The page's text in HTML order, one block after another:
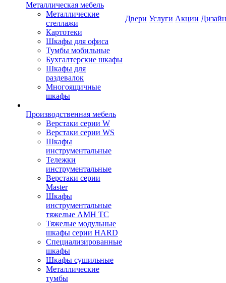
Металлическая мебель
Металлические
стеллажи
Картотеки
Шкафы для офиса
Тумбы мобильные
Бухгалтерские шкафы
Шкафы для
раздевалок
Многоящичные
шкафы
Производственная мебель
Верстаки серии W
Верстаки серии WS
Шкафы
инструментальные
Тележки
инструментальные
Верстаки серии
Master
Шкафы
инструментальные
тяжелые AMH TC
Тяжелые модульные
шкафы серии HARD
Cпециализированные
шкафы
Шкафы сушильные
Металлические
тумбы
Двери Услуги Акции